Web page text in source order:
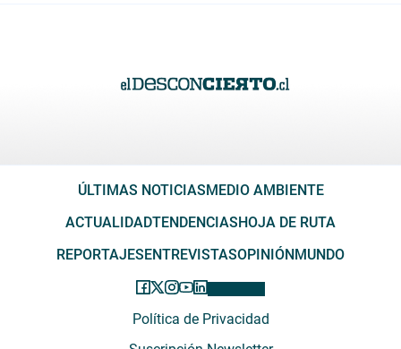
ÚLTIMAS NOTICIAS MEDIO AMBIENTE
ACTUALIDADTENDENCIAS HOJA DE RUTA
REPORTAJES ENTREVISTASOPINIÓN MUNDO
Política de Privacidad